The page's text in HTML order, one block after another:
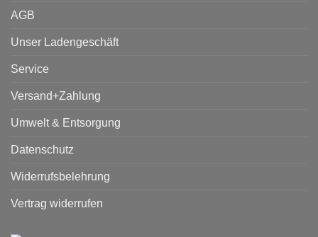
AGB
Unser Ladengeschäft
Service
Versand+Zahlung
Umwelt & Entsorgung
Datenschutz
Widerrufsbelehrung
Vertrag widerrufen